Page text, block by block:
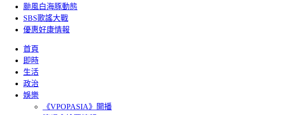
颱風白海豚動態
SBS歌謠大戰
優惠好康情報
首頁
即時
生活
政治
娛樂
《VPOPASIA》開播